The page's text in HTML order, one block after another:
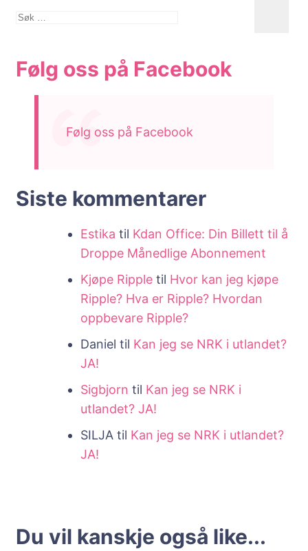
Søk
Følg oss på Facebook
Følg oss på Facebook
Siste kommentarer
Estika til Kdan Office: Din Billett til å
Droppe Månedlige Abonnement
Kjøpe Ripple til Hvor kan jeg kjøpe
Ripple? Hva er Ripple? Hvordan
oppbevare Ripple?
Daniel til Kan jeg se NRK i utlandet?
JA!
Sigbjorn til Kan jeg se NRK i
utlandet? JA!
SILJA til Kan jeg se NRK i utlandet?
JA!
Du vil kanskje også like...